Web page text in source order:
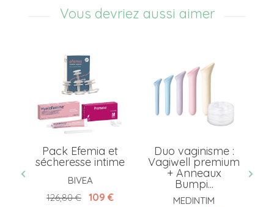
Vous devriez aussi aimer
Pack Efemia et
sécheresse intime
BIVEA
Prix de base
126,80 € Prix
109 €
Duo vaginisme :
Vagiwell premium
+ Anneaux
Bumpi...
MEDINTIM